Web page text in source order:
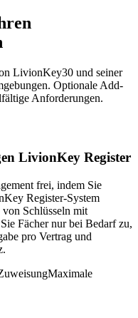
LivionKey30 und seiner
Optionale Add-
Anforderungen.
LivionKey Register
frei, indem Sie
Register-System
von Schlüsseln mit
Fächer nur bei Bedarf zu,
pro Vertrag und
Maximale